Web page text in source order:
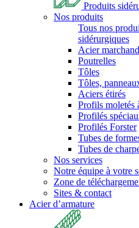
Produits
Nos produits
Tous nos
sidérurgiques
Acier marchand
Poutrelles
Tôles
Tôles,
Aciers étirés
Profils moletés
Profilés
Profilés Forster
Tubes de
Tubes de
Nos services
Notre équipe à votre
Zone de
Sites & contact
Acier d’armature